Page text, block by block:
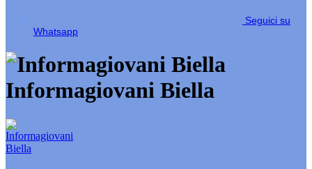
Seguici su
Whatsapp
Informagiovani Biella